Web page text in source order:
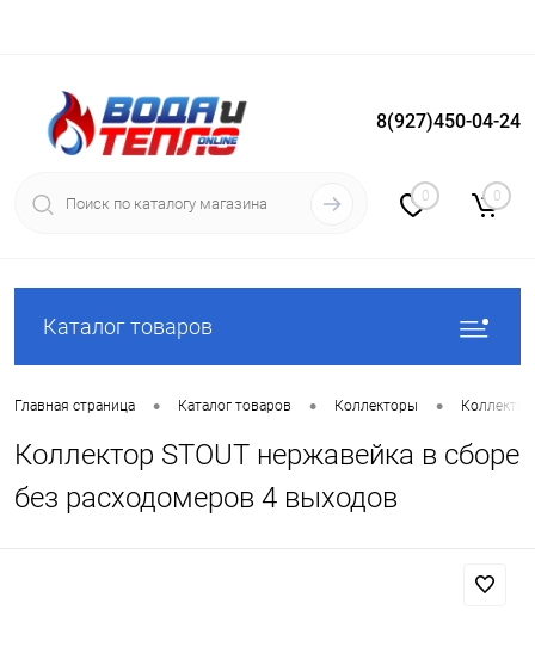
Вход Регистрация
8(927)450-04-24
0 0
Каталог товаров
Главная страница • Каталог товаров • Коллекторы •
Коллектор STOUT нержавейка в сборе
без расходомеров 4 выходов